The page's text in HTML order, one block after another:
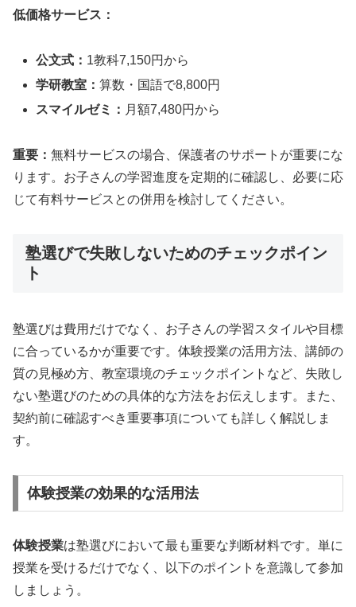
低価格サービス：
公文式： 1教科7,150円から
学研教室：算数・国語で8,800円
スマイルゼミ： 月額7,480円から
重要： 無料サービスの場合、保護者のサポートが重要にな
ります。お子さんの学習進度を定期的に確認し、必要に応
じて有料サービスとの併用を検討してください。
塾選びで失敗しないためのチェックポイン
ト
塾選びは費用だけでなく、お子さんの学習スタイルや目標
に合っているかが重要です。体験授業の活用方法、講師の
質の見極め方、教室環境のチェックポイントなど、失敗し
ない塾選びのための具体的な方法をお伝えします。また、
契約前に確認すべき重要事項についても詳しく解説しま
す。
体験授業の効果的な活用法
体験授業は塾選びにおいて最も重要な判断材料です。単に
授業を受けるだけでなく、以下のポイントを意識して参加
しましょう。